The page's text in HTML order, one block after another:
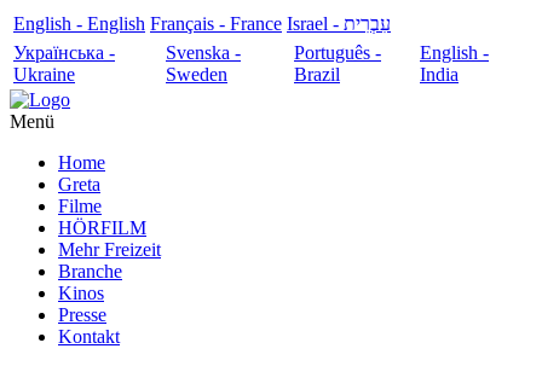
English - English Français - France
עִבְרִית - Israel
Українська -
Ukraine
Svenska -
Sweden
Português -
Brazil
English -
India
Menü
Home
Greta
Filme
HÖRFILM
Mehr Freizeit
Branche
Kinos
Presse
Kontakt